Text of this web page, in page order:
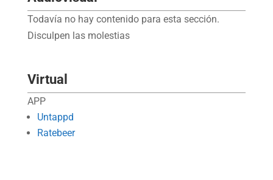
Todavía no hay contenido para esta sección.
Disculpen las molestias
Virtual
APP
Untappd
Ratebeer